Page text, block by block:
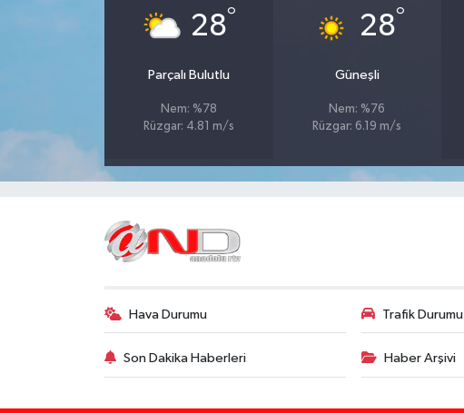
28°
Parçalı Bulutlu
Nem: %78
Rüzgar: 4.81 m/s
28°
Güneşli
Nem: %76
Rüzgar: 6.19 m/s
Hava Durumu Trafik Durumu
Son Dakika Haberleri Haber Arşivi